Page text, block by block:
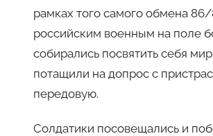
рамках того самого обмена
российским военным на поле
собирались посвятить себя
потащили на допрос с
передовую.
Солдатики посовещались и